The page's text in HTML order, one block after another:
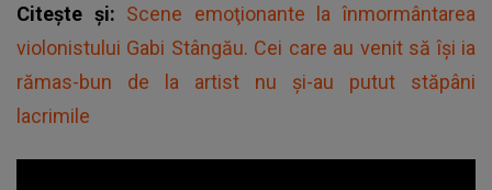
Citește și: Scene emoţionante la înmormântarea
violonistului Gabi Stângău. Cei care au venit să îşi ia
rămas-bun de la artist nu și-au putut stăpâni
lacrimile